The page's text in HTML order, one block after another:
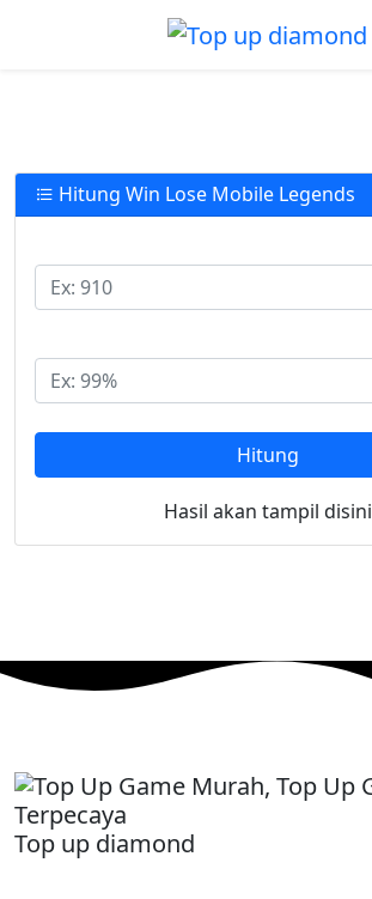
Hitung Win Lose Mobile Legends
Hitung
Hasil akan tampil disini
Top up diamond